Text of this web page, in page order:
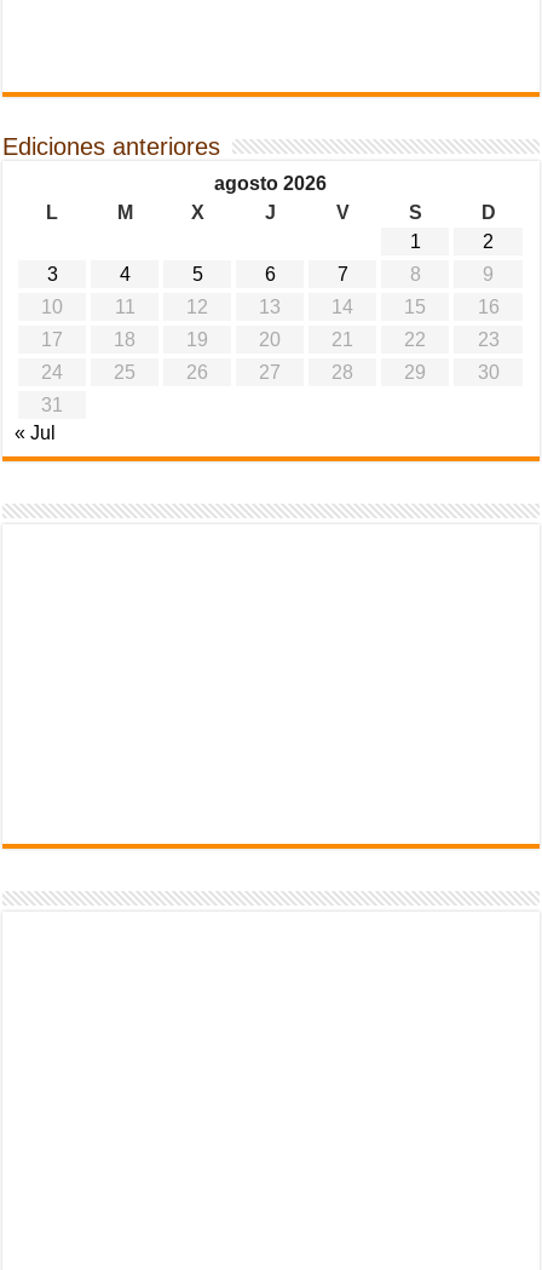
Ediciones anteriores
agosto 2026
L
M X J V S
D
1
2
3
4 5 6 7 8
9
10
11 12 13 14 15
16
17
18 19 20 21 22
23
24
25 26 27 28 29
30
31
« Jul